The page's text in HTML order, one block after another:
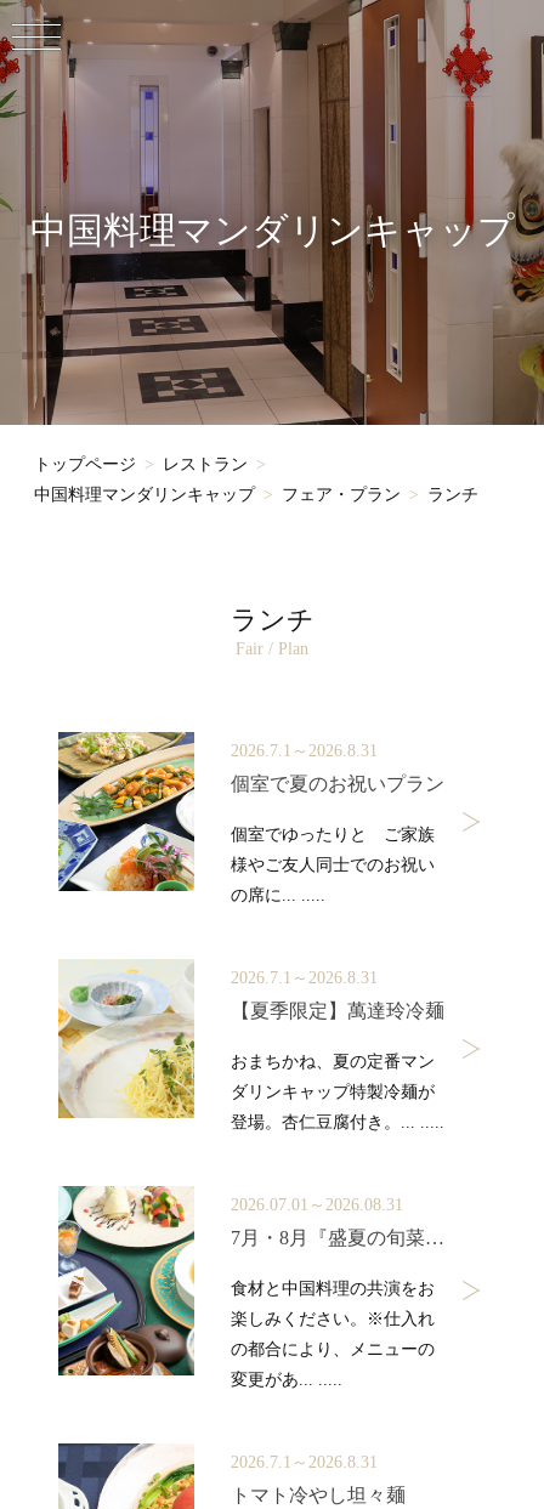
中国料理マンダリンキャップ
トップページ
レストラン
中国料理マンダリンキャップ
フェア・プラン ランチ
ランチ
Fair / Plan
2026.7.1～2026.8.31
個室で夏のお祝いプラン
個室でゆったりと ご家族
様やご友人同士でのお祝い
の席に... .....
2026.7.1～2026.8.31
【夏季限定】萬達玲冷麺
おまちかね、夏の定番マン
ダリンキャップ特製冷麺が
登場。杏仁豆腐付き。... .....
2026.07.01～2026.08.31
7月・8月『盛夏の旬菜コース』
食材と中国料理の共演をお
楽しみください。※仕入れ
の都合により、メニューの
変更があ... .....
2026.7.1～2026.8.31
トマト冷やし坦々麺